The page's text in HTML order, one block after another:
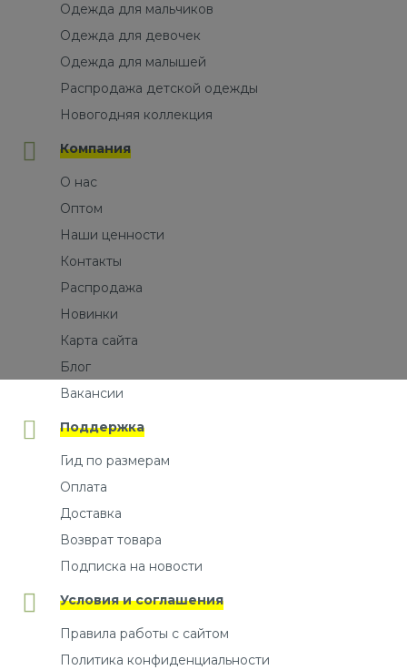
Одежда для мальчиков
Одежда для девочек
Одежда для малышей
Распродажа детской одежды
Новогодняя коллекция
Компания
О нас
Оптом
Наши ценности
Контакты
Распродажа
Новинки
Карта сайта
Блог
Вакансии
Поддержка
Гид по размерам
Оплата
Доставка
Возврат товара
Подписка на новости
Условия и соглашения
Правила работы с сайтом
Политика конфиденциальности